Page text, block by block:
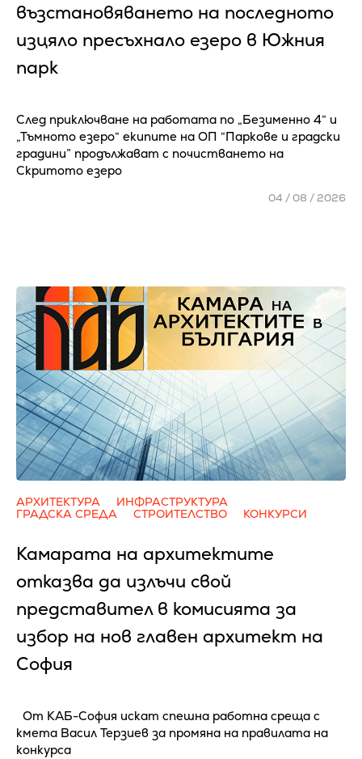
възстановяването на последното
изцяло пресъхнало езеро в Южния
парк
След приключване на работата по „Безименно 4“ и
„Тъмното езеро“ екипите на ОП “Паркове и градски
градини” продължават с почистването на
Скритото езеро
04 / 08 / 2026
АРХИТЕКТУРА
ИНФРАСТРУКТУРА
ГРАДСКА СРЕДА
СТРОИТЕЛСТВО КОНКУРСИ
Камарата на архитектите
отказва да излъчи свой
представител в комисията за
избор на нов главен архитект на
София
От КАБ-София искат спешна работна среща с
кмета Васил Терзиев за промяна на правилата на
конкурса